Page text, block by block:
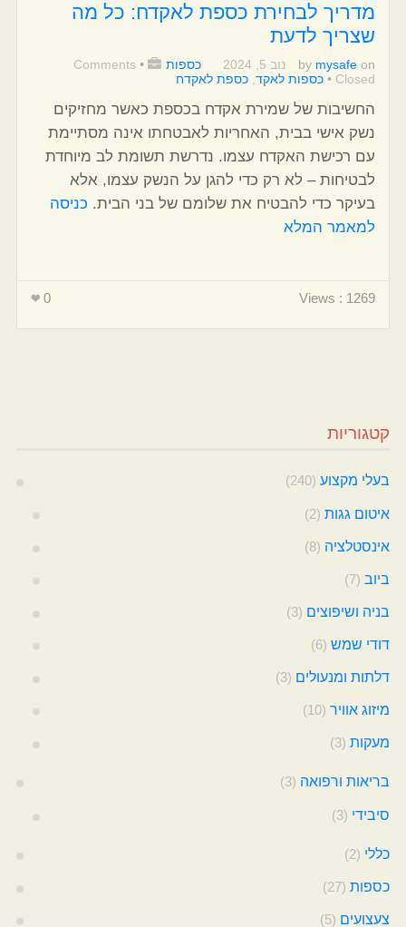
מדריך לבחירת כספת לאקדח: כל מה
שצריך לדעת
by mysafe on נוב 5, 2024 כספות •
Comments
Closed
• כספות לאקד, כספת לאקדח
החשיבות של שמירת אקדח בכספת כאשר מחזיקים
נשק אישי בבית, האחריות לאבטחתו אינה מסתיימת
עם רכישת האקדח עצמו. נדרשת תשומת לב מיוחדת
לבטיחות – לא רק כדי להגן על הנשק עצמו, אלא
בעיקר כדי להבטיח את שלומם של בני הבית. כניסה
למאמר המלא
0 Views : 1269
קטגוריות
בעלי מקצוע(240)
איטום גגות(2)
אינסטלציה (8)
ביוב(7)
בניה ושיפוצים (3)
דודי שמש(6)
דלתות ומנעולים (3)
מיזוג אוויר(10)
מעקות(3)
בריאות ורפואה (3)
סיבידי (3)
כללי (2)
כספות(27)
צעצועים (5)